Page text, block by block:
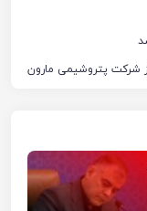
شرکت پتروشیمی مارون